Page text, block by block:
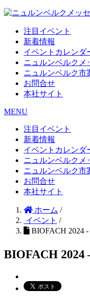
注目イベント
新着情報
イベントカレンダ
ニュルンベルクメ
ニュルンベルク市
お問合せ
本社サイト
MENU
注目イベント
新着情報
イベントカレンダ
ニュルンベルクメ
ニュルンベルク市
お問合せ
本社サイト
ホーム /
イベント /
BIOFACH 2024
BIOFACH